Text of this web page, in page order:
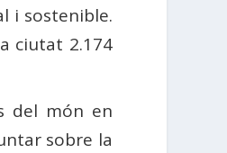
i sostenible.
ciutat 2.174
del món en
sobre la